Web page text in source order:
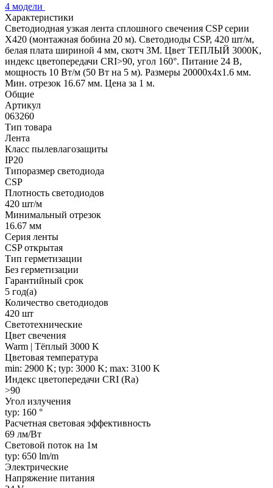
4 модели
Характеристики
Светодиодная узкая лента сплошного свечения CSP серии
X420 (монтажная бобина 20 м). Светодиоды CSP, 420 шт/м,
белая плата шириной 4 мм, скотч 3M. Цвет ТЕПЛЫЙ 3000K,
индекс цветопередачи CRI>90, угол 160°. Питание 24 В,
мощность 10 Вт/м (50 Вт на 5 м). Размеры 20000х4х1.6 мм.
Мин. отрезок 16.67 мм. Цена за 1 м.
Общие
Артикул
063260
Тип товара
Лента
Класс пылевлагозащиты
IP20
Типоразмер светодиода
CSP
Плотность светодиодов
420 шт/м
Минимальный отрезок
16.67 мм
Серия ленты
CSP открытая
Тип герметизации
Без герметизации
Гарантийный срок
5 год(а)
Количество светодиодов
420 шт
Светотехнические
Цвет свечения
Warm | Тёплый 3000 K
Цветовая температура
min: 2900 K; typ: 3000 K; max: 3100 K
Индекс цветопередачи CRI (Ra)
>90
Угол излучения
typ: 160 °
Расчетная световая эффективность
69 лм/Вт
Световой поток на 1м
typ: 650 lm/m
Электрические
Напряжение питания